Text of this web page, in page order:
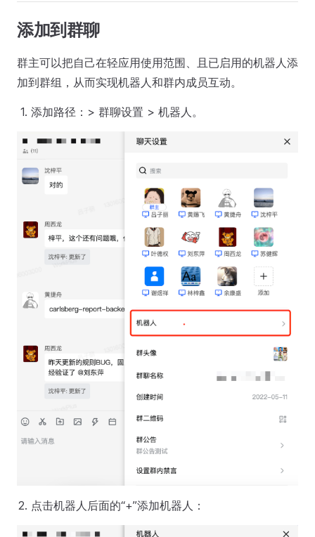
添加到群聊
群主可以把自己在轻应用使用范围、且已启用的机器人添
加到群组，从而实现机器人和群内成员互动。
添加路径：> 群聊设置 > 机器人。
点击机器人后面的“+”添加机器人：